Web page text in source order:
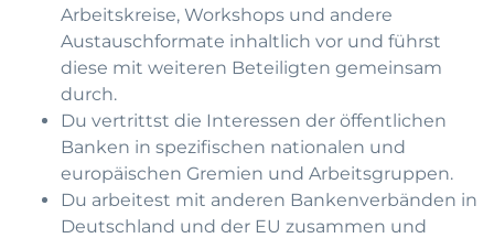
Arbeitskreise, Workshops und andere
Austauschformate inhaltlich vor und führst
diese mit weiteren Beteiligten gemeinsam
durch.
Du vertrittst die Interessen der öffentlichen
Banken in spezifischen nationalen und
europäischen Gremien und Arbeitsgruppen.
Du arbeitest mit anderen Bankenverbänden in
Deutschland und der EU zusammen und